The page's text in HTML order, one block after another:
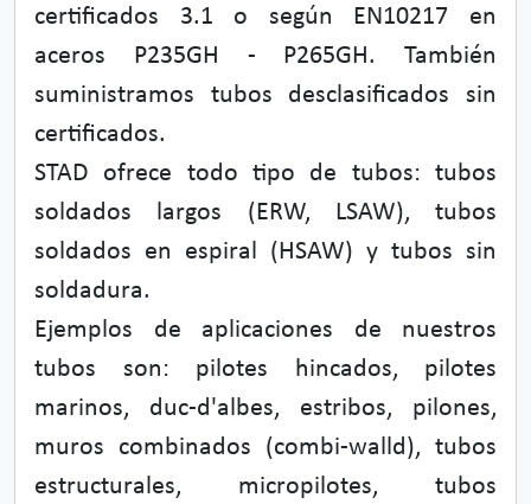
certificados 3.1 o según EN10217 en
aceros P235GH - P265GH. También
suministramos tubos desclasificados sin
certificados.
STAD ofrece todo tipo de tubos: tubos
soldados largos (ERW, LSAW), tubos
soldados en espiral (HSAW) y tubos sin
soldadura.
Ejemplos de aplicaciones de nuestros
tubos son: pilotes hincados, pilotes
marinos, duc-d'albes, estribos, pilones,
muros combinados (combi-walld), tubos
estructurales, micropilotes, tubos